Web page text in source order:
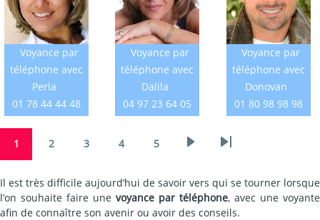
Voyance par
téléphone avec
Perla
01 78 44 44 48
Voyance par
téléphone avec
Dalila
04 97 23 64 05
Voyance par
téléphone avec
Donovan
01 80 98 98 98
1
Page
2
Page
3
Page
4
Page
5
Last
Il est très difficile aujourd’hui de savoir vers qui se tourner lorsque
l’on souhaite faire une voyance par téléphone, avec une voyante
afin de connaître son avenir ou avoir des conseils.